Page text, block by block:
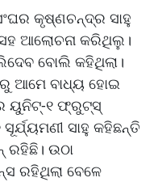
କୃଷ୍ଣଚନ୍ଦ୍ର ସାହୁ
ଆଲୋଚନା କରିଥିଲୁ।
ବୋଲି କହିଥିଲା।
ଆମେ ବାଧ୍ୟ ହୋଇ
ୟୁନିଟ୍‌‌-୧ ଫ୍ରୁଟ୍‌‌ସ୍‌‌
ସାହୁ କହିଛନ୍ତି
ରହିଛି। ଉଠା
ରହିଥିଲା ବେଳେ